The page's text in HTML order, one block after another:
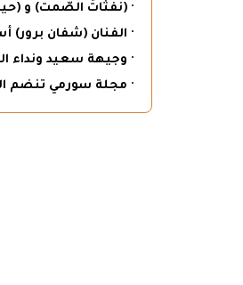
· (نفثاتُ الصّمت) و
· الفنان (شفان برور)
· وجيهة سعيد ونداء
· مجلة سورمي تنضم